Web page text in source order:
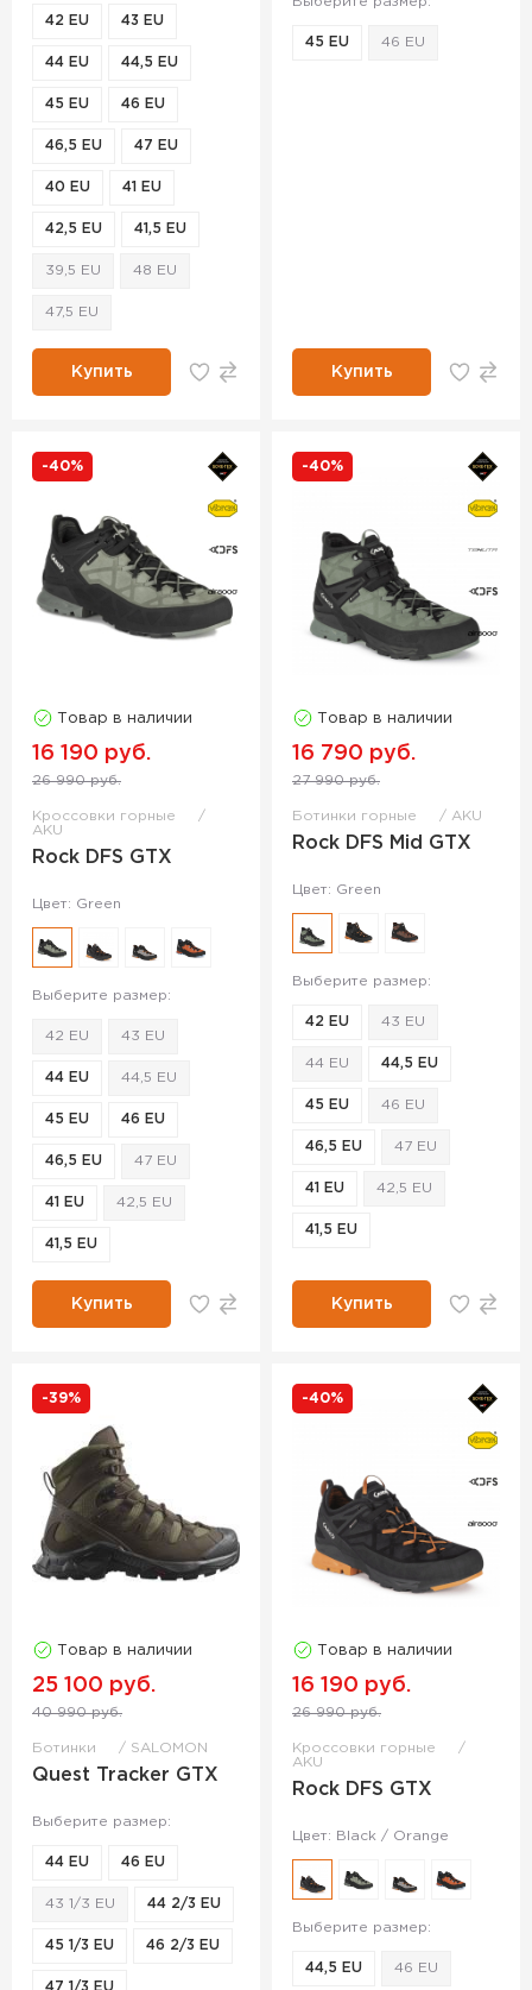
42 EU 43 EU
44 EU 44,5 EU
45 EU 46 EU
46,5 EU 47 EU
40 EU 41 EU
42,5 EU 41,5 EU
39,5 EU 48 EU
47,5 EU
Купить
45 EU 46 EU
Купить
-40%
Товар в наличии
16 190 руб.
26 990 руб.
Кроссовки горные
AKU
Rock DFS GTX
Цвет: Green
Выберите размер:
42 EU 43 EU
44 EU 44,5 EU
45 EU 46 EU
46,5 EU 47 EU
41 EU 42,5 EU
41,5 EU
Купить
-40%
Товар в наличии
16 790 руб.
27 990 руб.
Ботинки горные AKU
Rock DFS Mid GTX
Цвет: Green
Выберите размер:
42 EU 43 EU
44 EU 44,5 EU
45 EU 46 EU
46,5 EU 47 EU
41 EU 42,5 EU
41,5 EU
Купить
-39%
Товар в наличии
25 100 руб.
40 990 руб.
Ботинки SALOMON
Quest Tracker GTX
Выберите размер:
44 EU 46 EU
43 1/3 EU 44 2/3 EU
45 1/3 EU 46 2/3 EU
47 1/3 EU
-40%
Товар в наличии
16 190 руб.
26 990 руб.
Кроссовки горные
AKU
Rock DFS GTX
Цвет: Black / Orange
Выберите размер:
44,5 EU 46 EU